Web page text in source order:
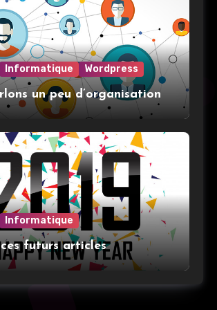
Informatique Wordpress
un peu d’organisation
Informatique
futurs articles